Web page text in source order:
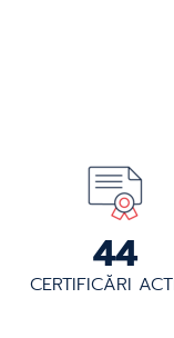
48
CERTIFICĂRI